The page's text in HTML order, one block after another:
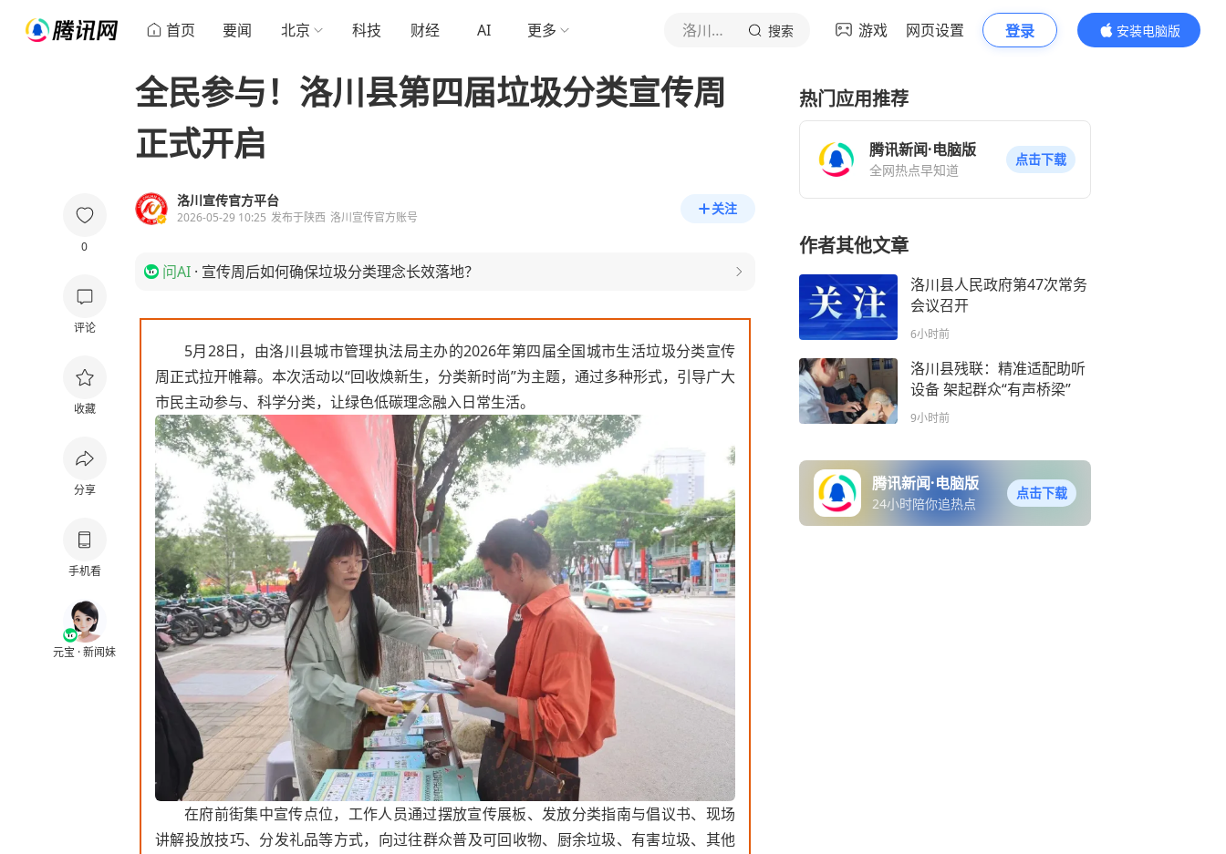
首页 要闻 北京 科技 财经 AI 更多 洛川宣传官方平台 搜索 游戏 网页设置 登录
安装电脑版
内容更精彩
0
评论
收藏
分享
手机看
元宝 · 新闻妹
全民参与！洛川县第四届垃圾分类宣传周
正式开启
洛川宣传官方平台
2026-05-29 10:25 发布于陕西 洛川宣传官方账号
关注
问AI · 宣传周后如何确保垃圾分类理念长效落地？
5月28日，由洛川县城市管理执法局主办的2026年第四届全国城市生活垃圾分类宣传
周正式拉开帷幕。本次活动以“回收焕新生，分类新时尚”为主题，通过多种形式，引导广大
市民主动参与、科学分类，让绿色低碳理念融入日常生活。
在府前街集中宣传点位，工作人员通过摆放宣传展板、发放分类指南与倡议书、现场
讲解投放技巧、分发礼品等方式，向过往群众普及可回收物、厨余垃圾、有害垃圾、其他
热门应用推荐
腾讯新闻·电脑版
全网热点早知道
点击下载
作者其他文章
洛川县人民政府第47次常务
会议召开
6小时前
洛川县残联：精准适配助听
设备 架起群众“有声桥梁”
9小时前
腾讯新闻·电脑版
24小时陪你追热点
点击下载